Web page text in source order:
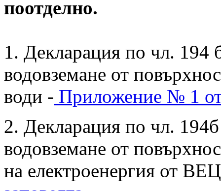
поотделно.
1. Декларация по чл. 194
водовземане от
води - Приложение № 1 от
2. Декларация по чл. 194б
водовземане от
на електроенергия от